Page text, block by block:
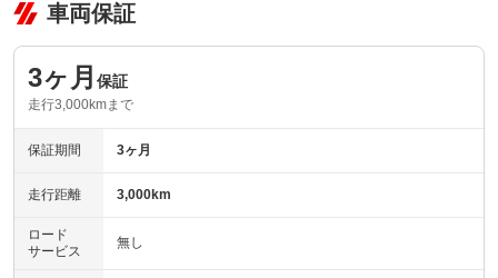
車両保証
3ヶ月 保証
走行3,000kmまで
保証期間 3ヶ月
走行距離 3,000km
ロード
サービス
無し